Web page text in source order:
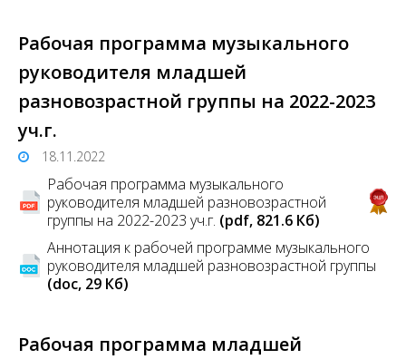
Рабочая программа музыкального
руководителя младшей
разновозрастной группы на 2022-2023
уч.г.
18.11.2022
Рабочая программа музыкального
руководителя младшей разновозрастной
группы на 2022-2023 уч.г. (pdf, 821.6 Кб)
Аннотация к рабочей программе музыкального
руководителя младшей разновозрастной группы
(doc, 29 Кб)
Рабочая программа младшей